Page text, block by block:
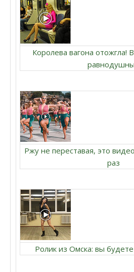
Королева вагона отожгла!
Ржу не переставая, это
раз
Ролик из Омска: вы